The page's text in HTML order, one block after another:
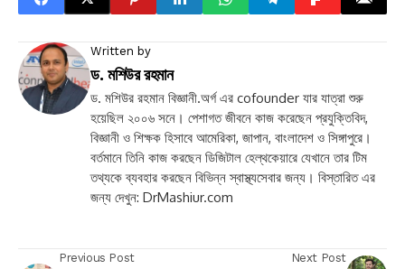
Written by
ড. মশিউর রহমান
ড. মশিউর রহমান বিজ্ঞানী.অর্গ এর cofounder যার যাত্রা শুরু
হয়েছিল ২০০৬ সনে। পেশাগত জীবনে কাজ করেছেন প্রযুক্তিবিদ,
বিজ্ঞানী ও শিক্ষক হিসাবে আমেরিকা, জাপান, বাংলাদেশ ও সিঙ্গাপুরে।
বর্তমানে তিনি কাজ করছেন ডিজিটাল হেল্থকেয়ারে যেখানে তার টিম
তথ্যকে ব্যবহার করছেন বিভিন্ন স্বাস্থ্যসেবার জন্য। বিস্তারিত এর
জন্য দেখুন: DrMashiur.com
Previous Post Next Post